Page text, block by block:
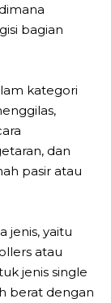
bagian
kategori
dan
pasir atau
jenis, yaitu
atau
jenis single
berat dengan